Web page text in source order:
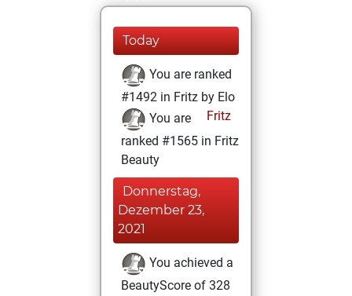
Today
You are ranked
#1492 in Fritz by Elo
Fritz
You are
ranked #1565 in Fritz
Beauty
Donnerstag,
Dezember 23,
2021
You achieved a
BeautyScore of 328